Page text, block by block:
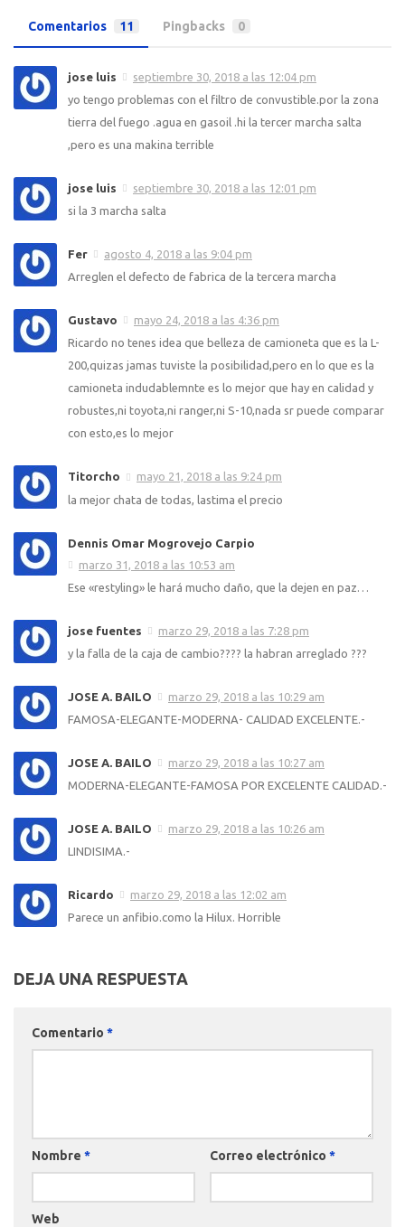
Comentarios 11 Pingbacks 0
jose luis
septiembre 30, 2018 a las 12:04 pm
yo tengo problemas con el filtro de convustible.por la zona
tierra del fuego .agua en gasoil .hi la tercer marcha salta
,pero es una makina terrible
jose luis
septiembre 30, 2018 a las 12:01 pm
si la 3 marcha salta
Fer
agosto 4, 2018 a las 9:04 pm
Arreglen el defecto de fabrica de la tercera marcha
Gustavo
mayo 24, 2018 a las 4:36 pm
Ricardo no tenes idea que belleza de camioneta que es la L-
200,quizas jamas tuviste la posibilidad,pero en lo que es la
camioneta indudablemnte es lo mejor que hay en calidad y
robustes,ni toyota,ni ranger,ni S-10,nada sr puede comparar
con esto,es lo mejor
Titorcho
mayo 21, 2018 a las 9:24 pm
la mejor chata de todas, lastima el precio
Dennis Omar Mogrovejo Carpio
marzo 31, 2018 a las 10:53 am
Ese «restyling» le hará mucho daño, que la dejen en paz…
jose fuentes
marzo 29, 2018 a las 7:28 pm
y la falla de la caja de cambio???? la habran arreglado ???
JOSE A. BAILO
marzo 29, 2018 a las 10:29 am
FAMOSA-ELEGANTE-MODERNA- CALIDAD EXCELENTE.-
JOSE A. BAILO
marzo 29, 2018 a las 10:27 am
MODERNA-ELEGANTE-FAMOSA POR EXCELENTE CALIDAD.-
JOSE A. BAILO
marzo 29, 2018 a las 10:26 am
LINDISIMA.-
Ricardo
marzo 29, 2018 a las 12:02 am
Parece un anfibio.como la Hilux. Horrible
DEJA UNA RESPUESTA
Comentario *
Nombre * Correo electrónico *
Web